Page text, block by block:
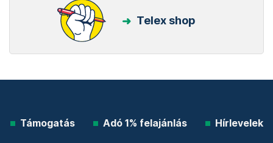
Telex shop
Támogatás Adó 1% felajánlás Hírlevelek